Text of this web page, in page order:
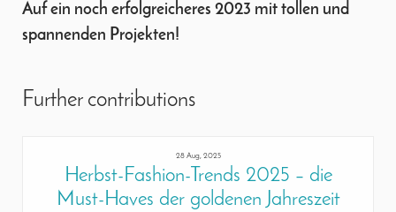
Auf ein noch erfolgreicheres 2023 mit tollen und
spannenden Projekten!
Further contributions
28 Aug, 2025
Herbst-Fashion-Trends 2025 – die
Must-Haves der goldenen Jahreszeit